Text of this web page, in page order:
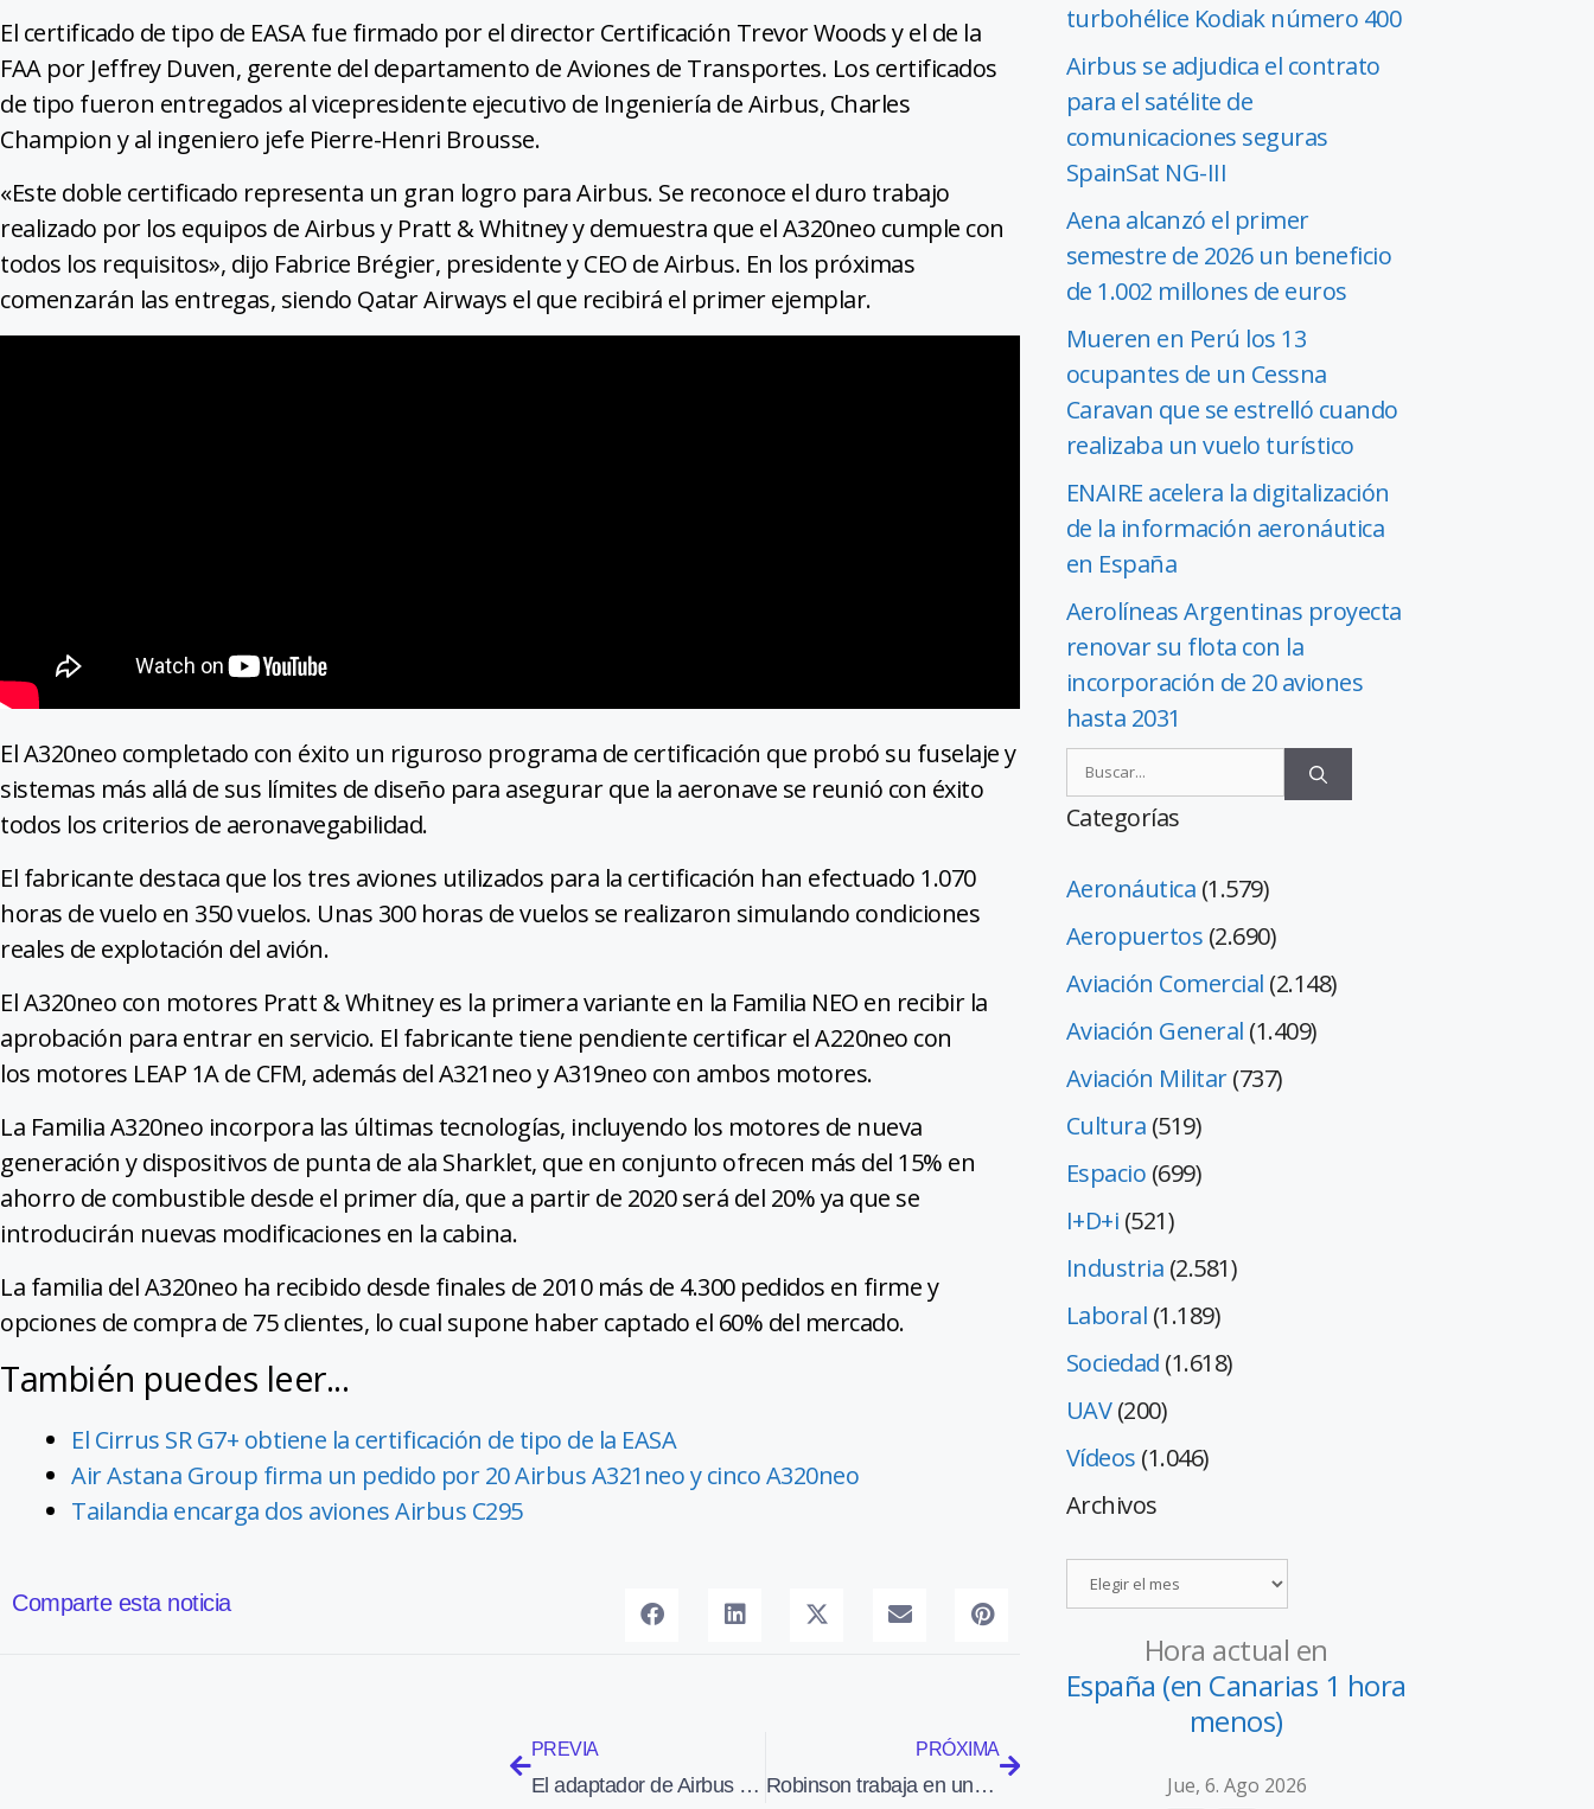
El certificado de tipo de EASA fue firmado por el director Certificación Trevor Woods y el de la
FAA por Jeffrey Duven, gerente del departamento de Aviones de Transportes. Los certificados
de tipo fueron entregados al vicepresidente ejecutivo de Ingeniería de Airbus, Charles
Champion y al ingeniero jefe Pierre-Henri Brousse.
«Este doble certificado representa un gran logro para Airbus. Se reconoce el duro trabajo
realizado por los equipos de Airbus y Pratt & Whitney y demuestra que el A320neo cumple con
todos los requisitos», dijo Fabrice Brégier, presidente y CEO de Airbus. En los próximas
comenzarán las entregas, siendo Qatar Airways el que recibirá el primer ejemplar.
El A320neo completado con éxito un riguroso programa de certificación que probó su fuselaje y
sistemas más allá de sus límites de diseño para asegurar que la aeronave se reunió con éxito
todos los criterios de aeronavegabilidad.
El fabricante destaca que los tres aviones utilizados para la certificación han efectuado 1.070
horas de vuelo en 350 vuelos. Unas 300 horas de vuelos se realizaron simulando condiciones
reales de explotación del avión.
El A320neo con motores Pratt & Whitney es la primera variante en la Familia NEO en recibir la
aprobación para entrar en servicio. El fabricante tiene pendiente certificar el A220neo con
los motores LEAP 1A de CFM, además del A321neo y A319neo con ambos motores.
La Familia A320neo incorpora las últimas tecnologías, incluyendo los motores de nueva
generación y dispositivos de punta de ala Sharklet, que en conjunto ofrecen más del 15% en
ahorro de combustible desde el primer día, que a partir de 2020 será del 20% ya que se
introducirán nuevas modificaciones en la cabina.
La familia del A320neo ha recibido desde finales de 2010 más de 4.300 pedidos en firme y
opciones de compra de 75 clientes, lo cual supone haber captado el 60% del mercado.
También puedes leer...
El Cirrus SR G7+ obtiene la certificación de tipo de la EASA
Air Astana Group firma un pedido por 20 Airbus A321neo y cinco A320neo
Tailandia encarga dos aviones Airbus C295
Comparte esta noticia
PREVIA
El adaptador de Airbus Defence and Space en España contribuye al exitoso lanzamiento del satélite Telstar 12
PRÓXIMA
Robinson trabaja en una versión del R44 de dos plazas para el mercado de la formación de pilotos
turbohélice Kodiak número 400
Airbus se adjudica el contrato
para el satélite de
comunicaciones seguras
SpainSat NG-III
Aena alcanzó el primer
semestre de 2026 un beneficio
de 1.002 millones de euros
Mueren en Perú los 13
ocupantes de un Cessna
Caravan que se estrelló cuando
realizaba un vuelo turístico
ENAIRE acelera la digitalización
de la información aeronáutica
en España
Aerolíneas Argentinas proyecta
renovar su flota con la
incorporación de 20 aviones
hasta 2031
Categorías
Aeronáutica (1.579)
Aeropuertos (2.690)
Aviación Comercial (2.148)
Aviación General (1.409)
Aviación Militar(737)
Cultura (519)
Espacio (699)
I+D+i (521)
Industria (2.581)
Laboral (1.189)
Sociedad (1.618)
UAV(200)
Vídeos (1.046)
Archivos
Hora actual en
España (en Canarias 1 hora
menos)